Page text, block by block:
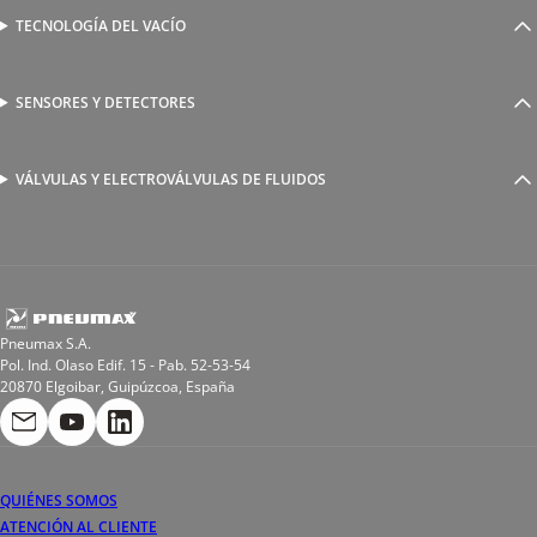
Válvulas complementarias
Racores rápidos
Reguladores de caudal
Racores para soldadura
TECNOLOGÍA DEL VACÍO
Ventosas
Válvulas y electroválvulas
SENSORES Y DETECTORES
Detectores magnéticos
VÁLVULAS Y ELECTROVÁLVULAS DE FLUIDOS
Electroválvulas de acción directa
Bobinas
Pneumax S.A.
Pol. Ind. Olaso Edif. 15 - Pab. 52-53-54
20870 Elgoibar, Guipúzcoa, España
QUIÉNES SOMOS
ATENCIÓN AL CLIENTE